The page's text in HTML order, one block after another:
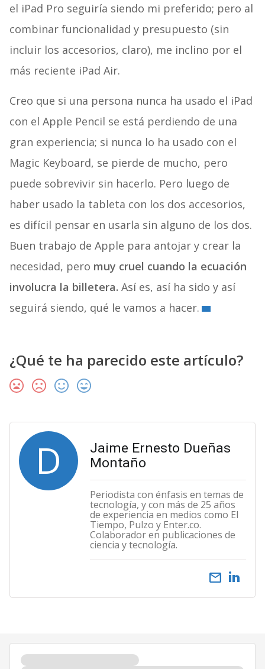
el iPad Pro seguiría siendo mi preferido; pero al
combinar funcionalidad y presupuesto (sin
incluir los accesorios, claro), me inclino por el
más reciente iPad Air.
Creo que si una persona nunca ha usado el iPad
con el Apple Pencil se está perdiendo de una
gran experiencia; si nunca lo ha usado con el
Magic Keyboard, se pierde de mucho, pero
puede sobrevivir sin hacerlo. Pero luego de
haber usado la tableta con los dos accesorios,
es difícil pensar en usarla sin alguno de los dos.
Buen trabajo de Apple para antojar y crear la
necesidad, pero muy cruel cuando la ecuación
involucra la billetera. Así es, así ha sido y así
seguirá siendo, qué le vamos a hacer.
¿Qué te ha parecido este artículo?
D
Jaime Ernesto Dueñas
Montaño
Periodista con énfasis en temas de
tecnología, y con más de 25 años
de experiencia en medios como El
Tiempo, Pulzo y Enter.co.
Colaborador en publicaciones de
ciencia y tecnología.
email